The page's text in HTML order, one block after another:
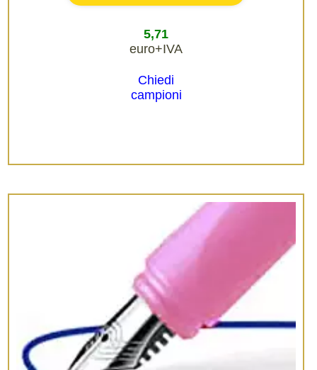
5,71
euro+IVA
Chiedi
campioni